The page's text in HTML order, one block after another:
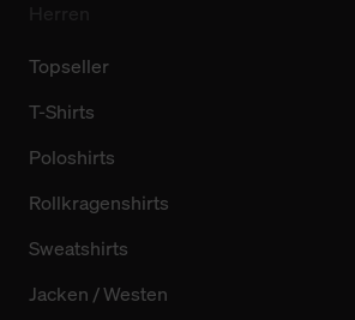
Topseller
T-Shirts
Poloshirts
Rollkragenshirts
Sweatshirts
Jacken / Westen